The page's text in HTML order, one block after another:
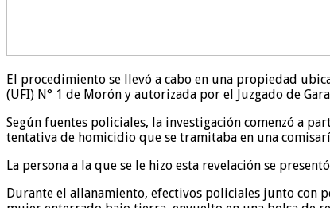
El procedimiento se llevó a cabo en una propiedad
(UFI) N° 1 de Morón y autorizada por el Juzgado de
Según fuentes policiales, la investigación comenzó a
tentativa de homicidio que se tramitaba en una
La persona a la que se le hizo esta revelación se
Durante el allanamiento, efectivos policiales junto con